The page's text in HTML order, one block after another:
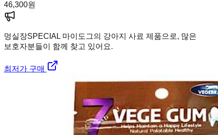
46,300원
멍실장SPECIAL 마이도그의 강아지 사료 제품으로, 많은
보호자분들이 함께 찾고 있어요.
최저가 구매